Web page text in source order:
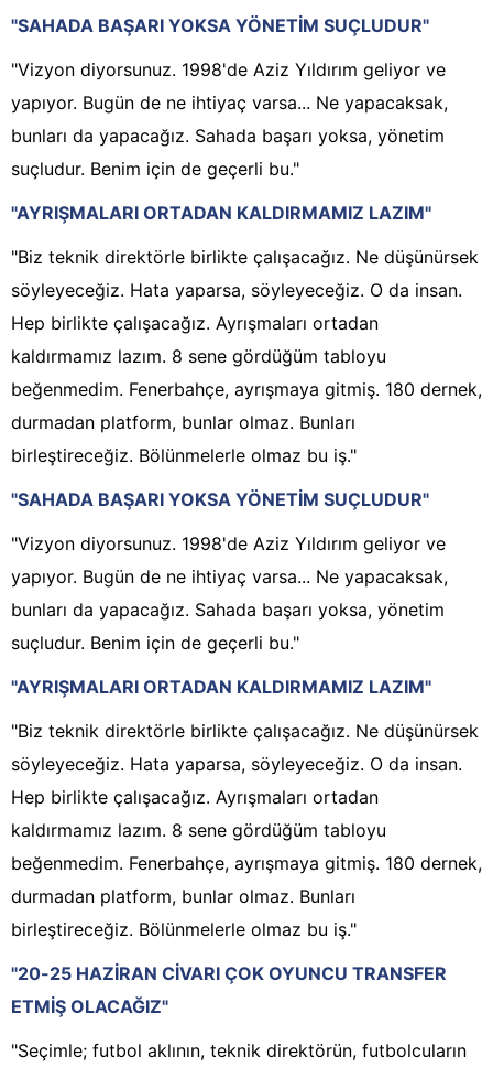
"SAHADA BAŞARI YOKSA YÖNETİM SUÇLUDUR"
"Vizyon diyorsunuz. 1998'de Aziz Yıldırım geliyor ve
yapıyor. Bugün de ne ihtiyaç varsa... Ne yapacaksak,
bunları da yapacağız. Sahada başarı yoksa, yönetim
suçludur. Benim için de geçerli bu."
"AYRIŞMALARI ORTADAN KALDIRMAMIZ LAZIM"
"Biz teknik direktörle birlikte çalışacağız. Ne düşünürsek
söyleyeceğiz. Hata yaparsa, söyleyeceğiz. O da insan.
Hep birlikte çalışacağız. Ayrışmaları ortadan
kaldırmamız lazım. 8 sene gördüğüm tabloyu
beğenmedim. Fenerbahçe, ayrışmaya gitmiş. 180 dernek,
durmadan platform, bunlar olmaz. Bunları
birleştireceğiz. Bölünmelerle olmaz bu iş."
"SAHADA BAŞARI YOKSA YÖNETİM SUÇLUDUR"
"Vizyon diyorsunuz. 1998'de Aziz Yıldırım geliyor ve
yapıyor. Bugün de ne ihtiyaç varsa... Ne yapacaksak,
bunları da yapacağız. Sahada başarı yoksa, yönetim
suçludur. Benim için de geçerli bu."
"AYRIŞMALARI ORTADAN KALDIRMAMIZ LAZIM"
"Biz teknik direktörle birlikte çalışacağız. Ne düşünürsek
söyleyeceğiz. Hata yaparsa, söyleyeceğiz. O da insan.
Hep birlikte çalışacağız. Ayrışmaları ortadan
kaldırmamız lazım. 8 sene gördüğüm tabloyu
beğenmedim. Fenerbahçe, ayrışmaya gitmiş. 180 dernek,
durmadan platform, bunlar olmaz. Bunları
birleştireceğiz. Bölünmelerle olmaz bu iş."
"20-25 HAZİRAN CİVARI ÇOK OYUNCU TRANSFER
ETMİŞ OLACAĞIZ"
"Seçimle; futbol aklının, teknik direktörün, futbolcuların